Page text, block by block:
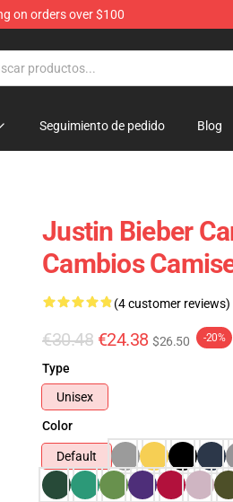
on orders over $100
Seguimiento de pedido Blog
Justin Bieber
Cambios
(4 customer reviews)
€30.48 €24.38 $26.50 -20%
Type
Unisex
Color
Default